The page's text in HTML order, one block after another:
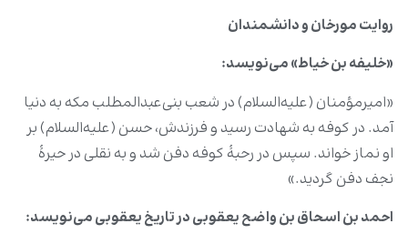
روایت مورخان و دانشمندان
«خلیفه بن خیاط» می‌نویسد:
«امیرمؤمنان (علیه‌السلام) در شعب بنی‌عبدالمطلب مکه به دنیا
آمد. در کوفه به شهادت رسید و فرزندش، حسن (علیه‌السلام) بر
او نماز خواند. سپس در رحبۀ کوفه دفن شد و به نقلی در حیرۀ
نجف دفن گردید.»
احمد بن اسحاق بن واضح یعقوبی در تاریخ یعقوبی می‌نویسد: